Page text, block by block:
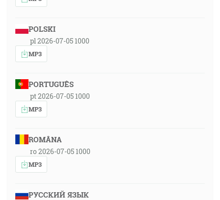
POLSKI
pl 2026-07-05 1000
MP3
PORTUGUÊS
pt 2026-07-05 1000
MP3
ROMÂNA
ro 2026-07-05 1000
MP3
РУССКИЙ ЯЗЫК